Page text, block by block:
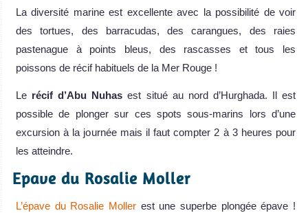
La diversité marine est excellente avec la possibilité de voir
des tortues, des barracudas, des carangues, des raies
pastenague à points bleus, des rascasses et tous les
poissons de récif habituels de la Mer Rouge !
Le récif d’Abu Nuhas est situé au nord d’Hurghada. Il est
possible de plonger sur ces spots sous-marins lors d’une
excursion à la journée mais il faut compter 2 à 3 heures pour
les atteindre.
Epave du Rosalie Moller
L’épave du Rosalie Moller est une superbe plongée épave !